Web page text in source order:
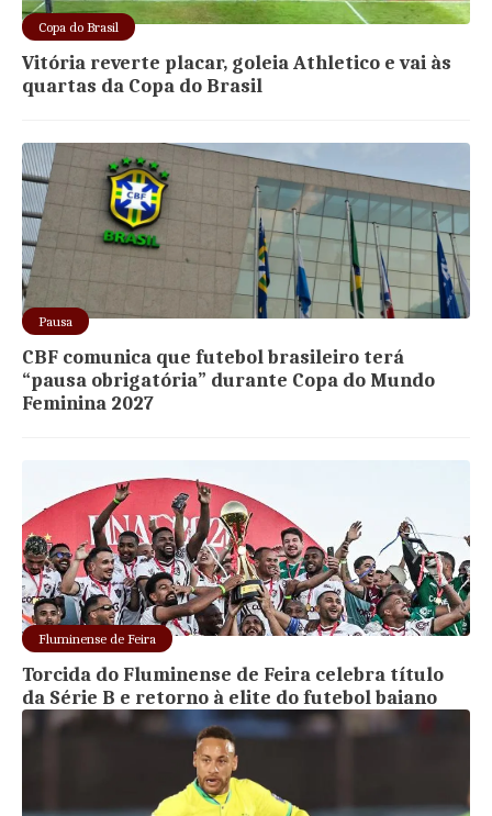
Copa do Brasil
Vitória reverte placar, goleia Athletico e vai às
quartas da Copa do Brasil
Pausa
CBF comunica que futebol brasileiro terá
“pausa obrigatória” durante Copa do Mundo
Feminina 2027
Fluminense de Feira
Torcida do Fluminense de Feira celebra título
da Série B e retorno à elite do futebol baiano